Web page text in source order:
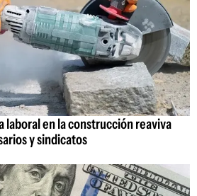
laboral en la construcción reaviva
y sindicatos